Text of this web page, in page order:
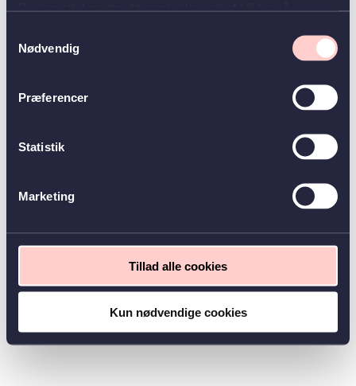
Nødvendig
Præferencer
Statistik
Marketing
Tillad alle cookies
Kun nødvendige cookies